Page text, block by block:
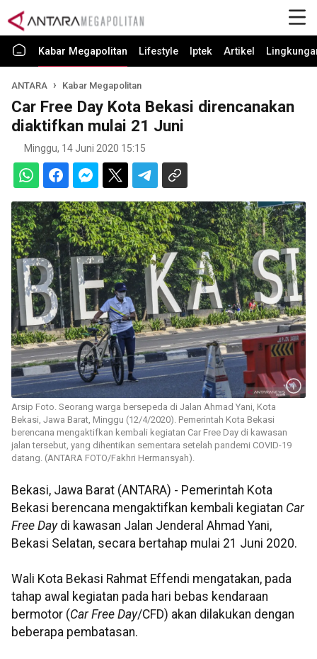
Kabar Megapolitan Lifestyle Iptek Artikel
ANTARA Kabar Megapolitan
Car Free Day Kota Bekasi direncanakan
diaktifkan mulai 21 Juni
Minggu, 14 Juni 2020 15:15
Arsip Foto. Seorang warga bersepeda di Jalan Ahmad Yani, Kota
Bekasi, Jawa Barat, Minggu (12/4/2020). Pemerintah Kota Bekasi
berencana mengaktifkan kembali kegiatan Car Free Day di kawasan
jalan tersebut, yang dihentikan sementara setelah pandemi COVID-19
datang. (ANTARA FOTO/Fakhri Hermansyah).
Bekasi, Jawa Barat (ANTARA) - Pemerintah Kota
Bekasi berencana mengaktifkan kembali kegiatan Car
Free Daydi kawasan Jalan Jenderal Ahmad Yani,
Bekasi Selatan, secara bertahap mulai 21 Juni 2020.
Wali Kota Bekasi Rahmat Effendi mengatakan, pada
tahap awal kegiatan pada hari bebas kendaraan
bermotor (Car Free Day/CFD) akan dilakukan dengan
beberapa pembatasan.